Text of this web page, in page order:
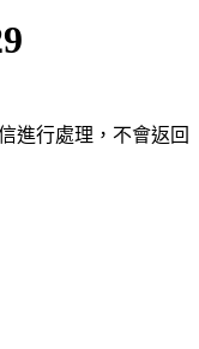
進行處理，不會返回